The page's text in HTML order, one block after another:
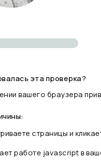
эта проверка?
вашего браузера
страницы и
работе javascript в